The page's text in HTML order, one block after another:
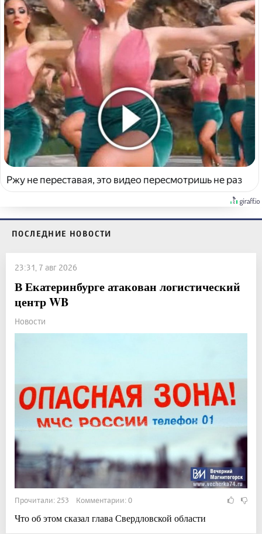
Ржу не переставая, это видео пересмотришь не раз
ПОСЛЕДНИЕ НОВОСТИ
23:31, 7 авг 2026
В Екатеринбурге атакован логистический
центр WB
Новости
Прочитали: 253 Комментарии: 0
Что об этом сказал глава Свердловской области